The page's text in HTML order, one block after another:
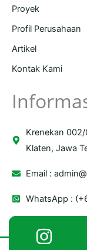
Proyek
Profil Perusahaan
Artikel
Kontak Kami
Krenekan
Klaten, Jawa
Email :
WhatsApp :